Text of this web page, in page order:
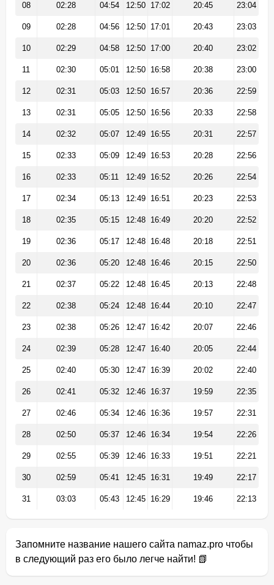
08 02:28 04:54 12:50 17:02 20:45 23:04
09 02:28 04:56 12:50 17:01 20:43 23:03
10 02:29 04:58 12:50 17:00 20:40 23:02
11 02:30 05:01 12:50 16:58 20:38 23:00
12 02:31 05:03 12:50 16:57 20:36 22:59
13 02:31 05:05 12:50 16:56 20:33 22:58
14 02:32 05:07 12:49 16:55 20:31 22:57
15 02:33 05:09 12:49 16:53 20:28 22:56
16 02:33 05:11 12:49 16:52 20:26 22:54
17 02:34 05:13 12:49 16:51 20:23 22:53
18 02:35 05:15 12:48 16:49 20:20 22:52
19 02:36 05:17 12:48 16:48 20:18 22:51
20 02:36 05:20 12:48 16:46 20:15 22:50
21 02:37 05:22 12:48 16:45 20:13 22:48
22 02:38 05:24 12:48 16:44 20:10 22:47
23 02:38 05:26 12:47 16:42 20:07 22:46
24 02:39 05:28 12:47 16:40 20:05 22:44
25 02:40 05:30 12:47 16:39 20:02 22:40
26 02:41 05:32 12:46 16:37 19:59 22:35
27 02:46 05:34 12:46 16:36 19:57 22:31
28 02:50 05:37 12:46 16:34 19:54 22:26
29 02:55 05:39 12:46 16:33 19:51 22:21
30 02:59 05:41 12:45 16:31 19:49 22:17
31 03:03 05:43 12:45 16:29 19:46 22:13
Запомните название нашего сайта namaz.pro чтобы
в следующий раз его было легче найти! 📗